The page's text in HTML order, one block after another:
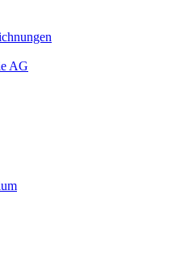
AG